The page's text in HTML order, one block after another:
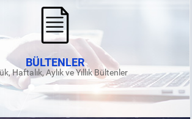
BÜLTENLER
Haftalık, Aylık ve Yıllık Bültenler